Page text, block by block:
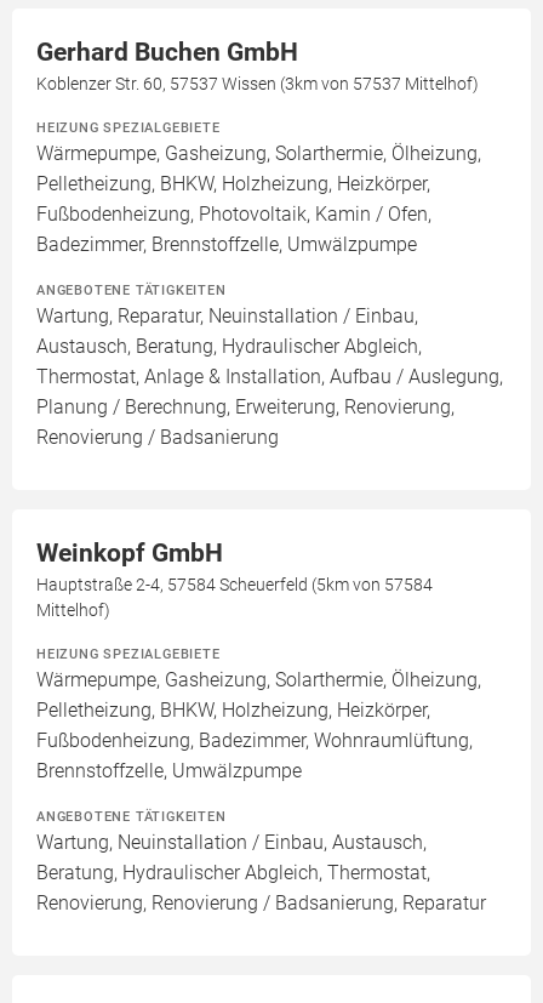
Gerhard Buchen GmbH
Koblenzer Str. 60, 57537 Wissen (3km von 57537 Mittelhof)
HEIZUNG SPEZIALGEBIETE
Wärmepumpe, Gasheizung, Solarthermie, Ölheizung,
Pelletheizung, BHKW, Holzheizung, Heizkörper,
Fußbodenheizung, Photovoltaik, Kamin / Ofen,
Badezimmer, Brennstoffzelle, Umwälzpumpe
ANGEBOTENE TÄTIGKEITEN
Wartung, Reparatur, Neuinstallation / Einbau,
Austausch, Beratung, Hydraulischer Abgleich,
Thermostat, Anlage & Installation, Aufbau / Auslegung,
Planung / Berechnung, Erweiterung, Renovierung,
Renovierung / Badsanierung
Weinkopf GmbH
Hauptstraße 2-4, 57584 Scheuerfeld (5km von 57584
Mittelhof)
HEIZUNG SPEZIALGEBIETE
Wärmepumpe, Gasheizung, Solarthermie, Ölheizung,
Pelletheizung, BHKW, Holzheizung, Heizkörper,
Fußbodenheizung, Badezimmer, Wohnraumlüftung,
Brennstoffzelle, Umwälzpumpe
ANGEBOTENE TÄTIGKEITEN
Wartung, Neuinstallation / Einbau, Austausch,
Beratung, Hydraulischer Abgleich, Thermostat,
Renovierung, Renovierung / Badsanierung, Reparatur